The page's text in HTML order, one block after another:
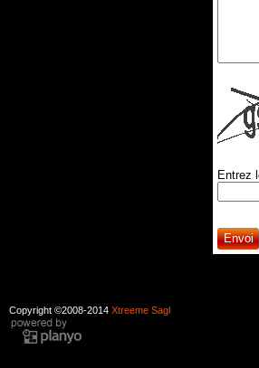
Entrez
Copyright ©2008-2014 Xtreeme Sagl